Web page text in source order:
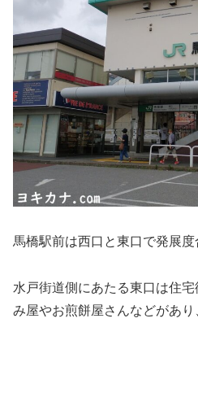
馬橋駅前は西口と東口で発展度
水戸街道側にあたる東口は住
み屋やお煎餅屋さんなどがあり